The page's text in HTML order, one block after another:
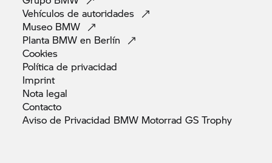
Vehículos deautoridades
Museo BMW
Planta BMW en Berlín
Cookies
Política de privacidad
Imprint
Nota legal
Contacto
Aviso de Privacidad BMW Motorrad GSTrophy